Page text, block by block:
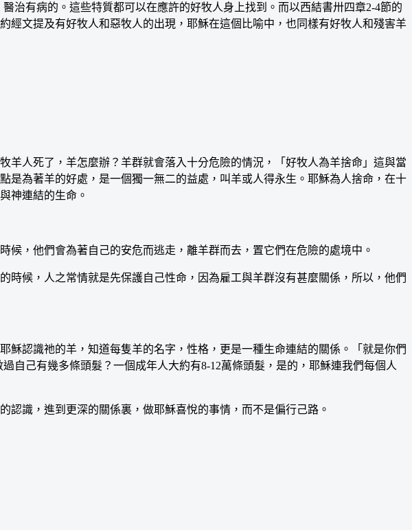
有病的。這些特質都可以在應許的好牧人身上找到。而以西結書卅四章2-4節的
文提及有好牧人和惡牧人的出現，耶穌在這個比喻中，也同樣有好牧人和殘害羊
人死了，羊怎麼辦？羊群就會落入十分危險的情況，「好牧人為羊捨命」這與當
是為著羊的好處，是一個獨一無二的益處，叫羊或人得永生。耶穌為人捨命，在十
神連結的生命。
，他們會為著自己的安危而逃走，離羊群而去，置它們在危險的處境中。
候，人之常情就是先保護自己性命，因為雇工與羊群沒有甚麼關係，所以，他們
認識祂的羊，知道每隻羊的名字，性格，更是一種生命連結的關係。「就是你們
自己有幾多條頭髮？一個成年人大約有8-12萬條頭髮，是的，耶穌連我們每個人
識，進到更深的關係裏，做耶穌喜悅的事情，而不是偏行己路。